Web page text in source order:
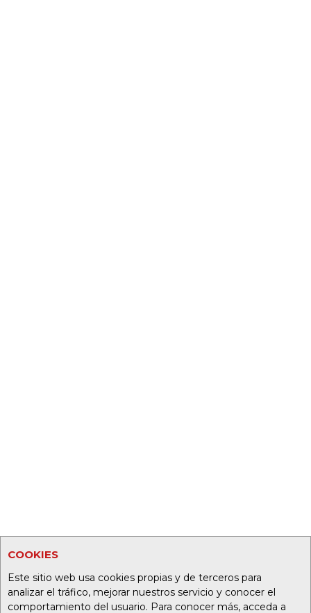
COOKIES
Este sitio web usa cookies propias y de terceros para
analizar el tráfico, mejorar nuestros servicio y conocer el
comportamiento del usuario. Para conocer más, acceda a